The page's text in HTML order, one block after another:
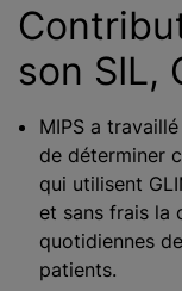
son SIL,
MIPS a
de déterminer
qui utilisent
et sans frais la
quotidiennes
patients.